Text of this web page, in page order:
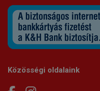
Közösségi oldalaink